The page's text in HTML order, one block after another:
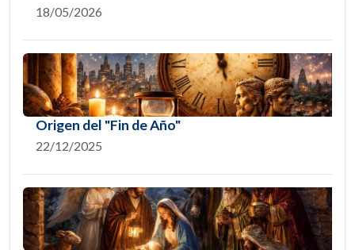
18/05/2026
Origen del "Fin de Año"
22/12/2025